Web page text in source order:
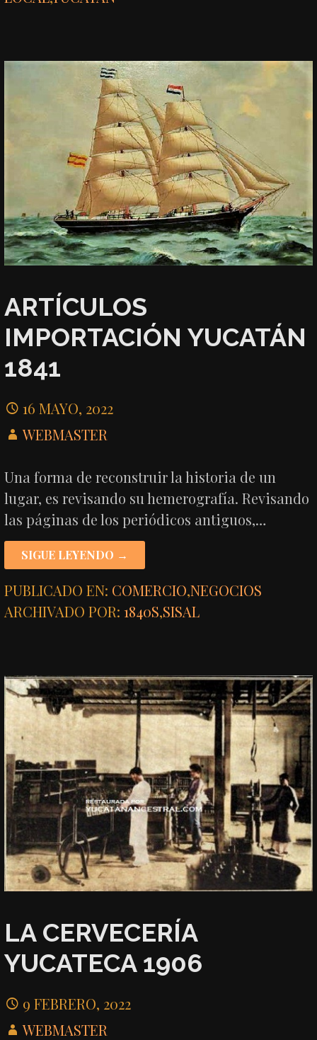
ARTÍCULOS
IMPORTACIÓN YUCATÁN
1841
16 MAYO, 2022
WEBMASTER
Una forma de reconstruir la historia de un
lugar, es revisando su hemerografía. Revisando
las páginas de los periódicos antiguos,…
SIGUE LEYENDO →
PUBLICADO EN: COMERCIO,NEGOCIOS
ARCHIVADO POR:1840S,SISAL
LA CERVECERÍA
YUCATECA 1906
9 FEBRERO, 2022
WEBMASTER